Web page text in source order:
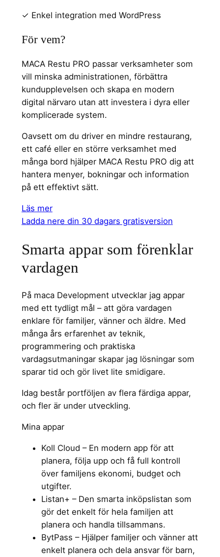
✓ Enkel integration med WordPress
För vem?
MACA Restu PRO passar verksamheter som
vill minska administrationen, förbättra
kundupplevelsen och skapa en modern
digital närvaro utan att investera i dyra eller
komplicerade system.
Oavsett om du driver en mindre restaurang,
ett café eller en större verksamhet med
många bord hjälper MACA Restu PRO dig att
hantera menyer, bokningar och information
på ett effektivt sätt.
Läs mer
Ladda nere din 30 dagars gratisversion
Smarta appar som förenklar
vardagen
På maca Development utvecklar jag appar
med ett tydligt mål – att göra vardagen
enklare för familjer, vänner och äldre. Med
många års erfarenhet av teknik,
programmering och praktiska
vardagsutmaningar skapar jag lösningar som
sparar tid och gör livet lite smidigare.
Idag består portföljen av flera färdiga appar,
och fler är under utveckling.
Mina appar
Koll Cloud – En modern app för att
planera, följa upp och få full kontroll
över familjens ekonomi, budget och
utgifter.
Listan+ – Den smarta inköpslistan som
gör det enkelt för hela familjen att
planera och handla tillsammans.
BytPass – Hjälper familjer och vänner att
enkelt planera och dela ansvar för barn,